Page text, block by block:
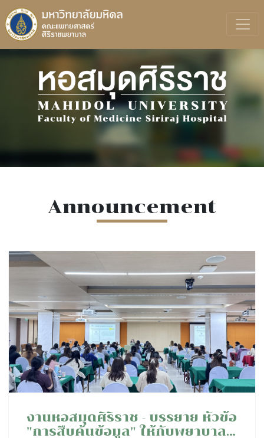
Announcement
งานหอสมุดศิริราช - บรรยาย หัวข้อ
"การสืบค้นข้อมูล" ให้กับพยาบาล